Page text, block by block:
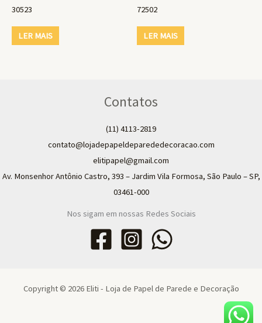
30523
LER MAIS
72502
LER MAIS
Contatos
(11) 4113-2819
contato@lojadepapeldeparededecoracao.com
elitipapel@gmail.com​
Av. Monsenhor Antônio Castro, 393 – Jardim Vila Formosa, São Paulo – SP,
03461-000
Nos sigam em nossas Redes Sociais
Copyright © 2026 Eliti - Loja de Papel de Parede e Decoração